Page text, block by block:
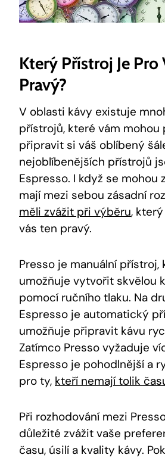
Který Přístroj Je Pro
Pravý?
V oblasti kávy existuje
přístrojů, které vám mohou
připravit si váš oblíbený
nejoblíbenějších přístrojů
Espresso. I když se mohou
mají mezi sebou zásadní
měli zvážit při výběru,
vás ten pravý.
Presso je manuální přístroj,
umožňuje vytvořit skvělou
pomocí ručního tlaku. Na
Espresso je automatický
umožňuje připravit kávu
Zatímco Presso vyžaduje
Espresso je pohodlnější a
pro ty, kteří nemají tolik
Při rozhodování mezi
důležité zvážit vaše
času, úsilí a kvality kávy.